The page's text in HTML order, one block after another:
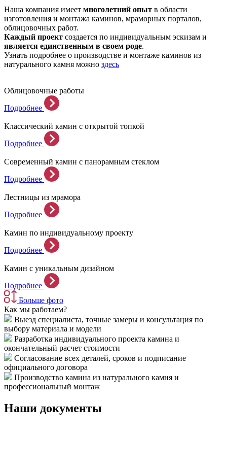
Наша компания имеет многолетний опыт в области
изготовления и монтажа каминов, мраморных порталов,
облицовочных работ.
Каждый проект создается по индивидуальным эскизам и
является единственным в своем роде.
Узнать подробнее о производстве и монтаже каминов из
натурального камня можно здесь
Облицовочные работы
Подробнее
Классический камин с открытой топкой
Подробнее
Современный камин с панорамным стеклом
Подробнее
Лестницы из мрамора
Подробнее
Камин по индивидуальному проекту
Подробнее
Камин с уникальным дизайном
Подробнее
Больше фото
Как мы работаем?
Выезд специалиста, точные замеры и консультация по
выбору материала и модели
Разработка индивидуального проекта камина и
окончательный расчет стоимости
Согласование всех деталей, сроков и подписание
официального договора
Производство камина из натурального камня и
профессиональный монтаж
Наши документы